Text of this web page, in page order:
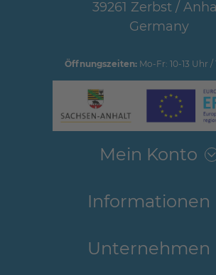
39261 Zerbst /
Germany
Öffnungszeiten:Mo-Fr: 10-13 Uhr /
Mein Konto
Informationen
Unternehmen